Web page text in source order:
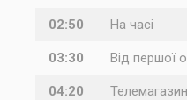
02:50 На часі
03:30 Від першої
04:20